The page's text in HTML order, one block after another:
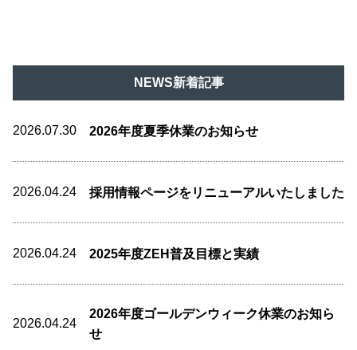
NEWS新着記事
2026.07.30 2026年度夏季休業のお知らせ
2026.04.24 採用情報ページをリニューアルいたしました
2026.04.24 2025年度ZEH普及目標と実績
2026.04.24
2026年度ゴールデンウィーク休業のお知ら
せ